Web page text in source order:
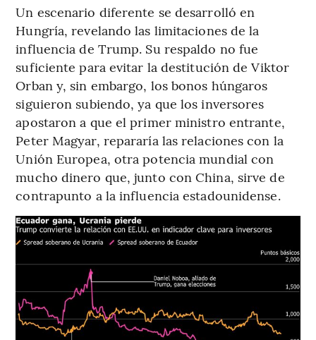
Un escenario diferente se desarrolló en
Hungría, revelando las limitaciones de la
influencia de Trump. Su respaldo no fue
suficiente para evitar la destitución de Viktor
Orban y, sin embargo, los bonos húngaros
siguieron subiendo, ya que los inversores
apostaron a que el primer ministro entrante,
Peter Magyar, repararía las relaciones con la
Unión Europea, otra potencia mundial con
mucho dinero que, junto con China, sirve de
contrapunto a la influencia estadounidense.